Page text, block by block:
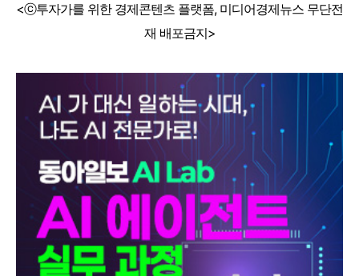
<ⓒ투자가를 위한 경제콘텐츠 플랫폼, 미디어경제뉴스 무단전
재 배포금지>